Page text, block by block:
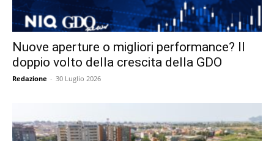
Nuove aperture o migliori performance? Il
doppio volto della crescita della GDO
Redazione - 30 Luglio 2026